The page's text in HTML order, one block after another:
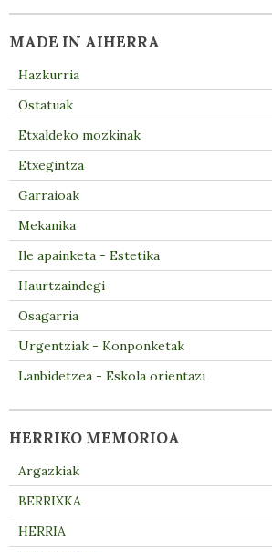
MADE IN AIHERRA
Hazkurria
Ostatuak
Etxaldeko mozkinak
Etxegintza
Garraioak
Mekanika
Ile apainketa - Estetika
Haurtzaindegi
Osagarria
Urgentziak - Konponketak
Lanbidetzea - Eskola orientazi
HERRIKO MEMORIOA
Argazkiak
BERRIXKA
HERRIA